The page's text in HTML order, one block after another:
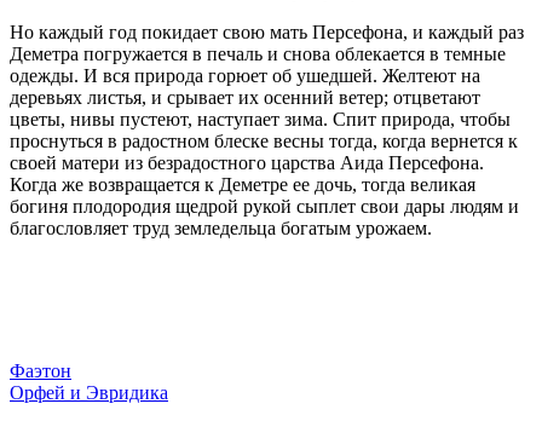
Но каждый год покидает свою мать Персефона, и каждый раз
Деметра погружается в печаль и снова облекается в темные
одежды. И вся природа горюет об ушедшей. Желтеют на
деревьях листья, и срывает их осенний ветер; отцветают
цветы, нивы пустеют, наступает зима. Спит природа, чтобы
проснуться в радостном блеске весны тогда, когда вернется к
своей матери из безрадостного царства Аида Персефона.
Когда же возвращается к Деметре ее дочь, тогда великая
богиня плодородия щедрой рукой сыплет свои дары людям и
благословляет труд земледельца богатым урожаем.
Фаэтон
Орфей и Эвридика